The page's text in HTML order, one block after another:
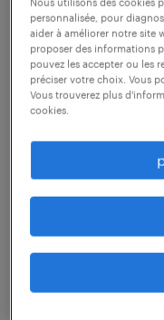
des femmes
Linda
America and
Traci Fiatte -
Commercial
Rebecca
personnalisée, pour
aider à améliorer notre site
proposer des informations
pouvez les accepter ou les
préciser votre choix. Vous
Vous trouverez plus
cookies.